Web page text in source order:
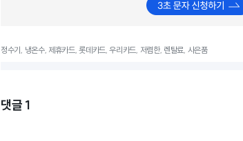
정수기, 냉온수, 제휴카드, 롯데카드, 우리카드, 저렴한, 렌탈료, 사은품
댓글 1